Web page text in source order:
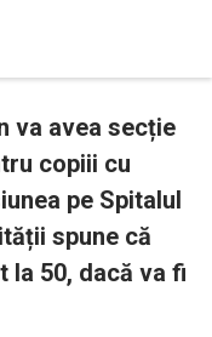
va avea secție
copiii cu
pe Spitalul
spune că
la 50, dacă va fi